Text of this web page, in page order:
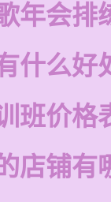
年会排
什么好
班价格
店铺有